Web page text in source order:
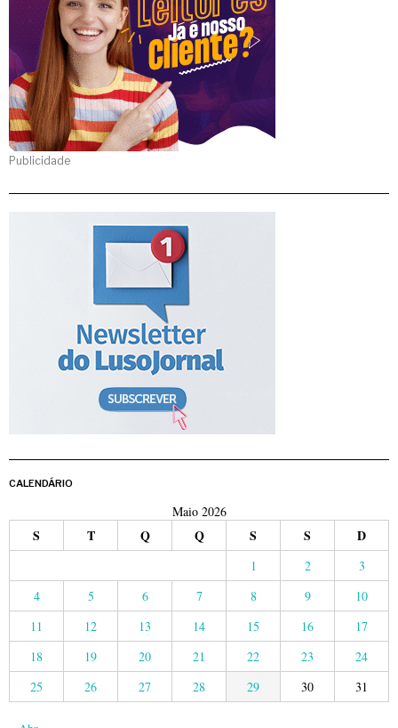
Publicidade
CALENDÁRIO
Maio 2026
S T Q Q S S D
1 2
3
4
5 6 7 8 9
10
11
12 13 14 15 16
17
18
19 20 21 22 23
24
25
26 27 28 29 30 31